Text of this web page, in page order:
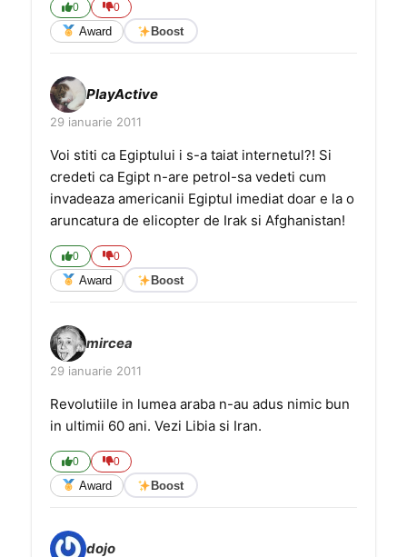
0 0
Award Boost
PlayActive
29 ianuarie 2011
Voi stiti ca Egiptului i s-a taiat internetul?! Si
credeti ca Egipt n-are petrol-sa vedeti cum
invadeaza americanii Egiptul imediat doar e la o
aruncatura de elicopter de Irak si Afghanistan!
0 0
Award Boost
mircea
29 ianuarie 2011
Revolutiile in lumea araba n-au adus nimic bun
in ultimii 60 ani. Vezi Libia si Iran.
0 0
Award Boost
dojo